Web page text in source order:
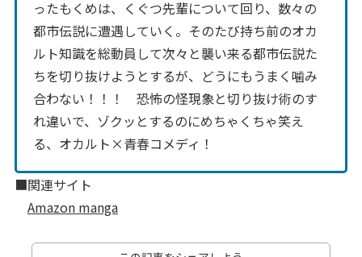
ったもくめは、くぐつ先輩について回り、数々の
都市伝説に遭遇していく。そのたび持ち前のオカ
ルト知識を総動員して次々と襲い来る都市伝説た
ちを切り抜けようとするが、どうにもうまく噛み
合わない！！！ 恐怖の怪現象と切り抜け術のす
れ違いで、ゾクッとするのにめちゃくちゃ笑え
る、オカルト×青春コメディ！
■関連サイト
Amazon manga